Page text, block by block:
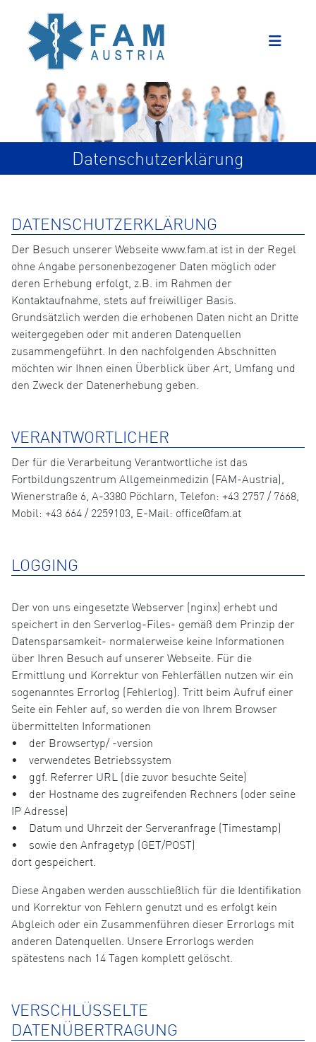
Datenschutzerklärung
DATENSCHUTZERKLÄRUNG
Der Besuch unserer Webseite www.fam.at ist in der Regel
ohne Angabe personenbezogener Daten möglich oder
deren Erhebung erfolgt, z.B. im Rahmen der
Kontaktaufnahme, stets auf freiwilliger Basis.
Grundsätzlich werden die erhobenen Daten nicht an Dritte
weitergegeben oder mit anderen Datenquellen
zusammengeführt. In den nachfolgenden Abschnitten
möchten wir Ihnen einen Überblick über Art, Umfang und
den Zweck der Datenerhebung geben.
VERANTWORTLICHER
Der für die Verarbeitung Verantwortliche ist das
Fortbildungszentrum Allgemeinmedizin (FAM-Austria),
Wienerstraße 6, A-3380 Pöchlarn, Telefon: +43 2757 / 7668,
Mobil: +43 664 / 2259103, E-Mail: office@fam.at
LOGGING
Der von uns eingesetzte Webserver (nginx) erhebt und
speichert in den Serverlog-Files- gemäß dem Prinzip der
Datensparsamkeit- normalerweise keine Informationen
über Ihren Besuch auf unserer Webseite. Für die
Ermittlung und Korrektur von Fehlerfällen nutzen wir ein
sogenanntes Errorlog (Fehlerlog). Tritt beim Aufruf einer
Seite ein Fehler auf, so werden die von Ihrem Browser
übermittelten Informationen
• der Browsertyp/ -version
• verwendetes Betriebssystem
• ggf. Referrer URL (die zuvor besuchte Seite)
• der Hostname des zugreifenden Rechners (oder seine
IP Adresse)
• Datum und Uhrzeit der Serveranfrage (Timestamp)
• sowie den Anfragetyp (GET/POST)
dort gespeichert.
Diese Angaben werden ausschließlich für die Identifikation
und Korrektur von Fehlern genutzt und es erfolgt kein
Abgleich oder ein Zusammenführen dieser Errorlogs mit
anderen Datenquellen. Unsere Errorlogs werden
spätestens nach 14 Tagen komplett gelöscht.
VERSCHLÜSSELTE
DATENÜBERTRAGUNG